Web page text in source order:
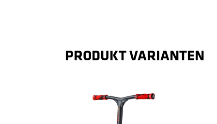
PRODUKT VARIANTEN